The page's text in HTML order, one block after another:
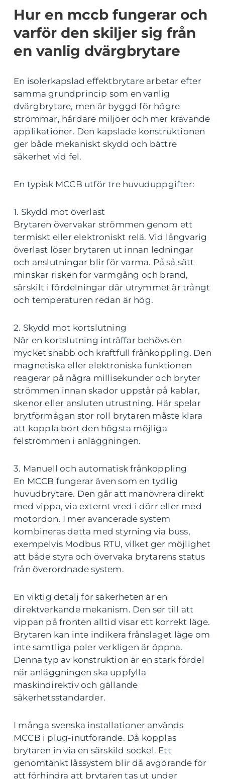
Hur en mccb fungerar och
varför den skiljer sig från
en vanlig dvärgbrytare
En isolerkapslad effektbrytare arbetar efter
samma grundprincip som en vanlig
dvärgbrytare, men är byggd för högre
strömmar, hårdare miljöer och mer krävande
applikationer. Den kapslade konstruktionen
ger både mekaniskt skydd och bättre
säkerhet vid fel.
En typisk MCCB utför tre huvuduppgifter:
1. Skydd mot överlast
Brytaren övervakar strömmen genom ett
termiskt eller elektroniskt relä. Vid långvarig
överlast löser brytaren ut innan ledningar
och anslutningar blir för varma. På så sätt
minskar risken för varmgång och brand,
särskilt i fördelningar där utrymmet är trångt
och temperaturen redan är hög.
2. Skydd mot kortslutning
När en kortslutning inträffar behövs en
mycket snabb och kraftfull frånkoppling. Den
magnetiska eller elektroniska funktionen
reagerar på några millisekunder och bryter
strömmen innan skador uppstår på kablar,
skenor eller ansluten utrustning. Här spelar
brytförmågan stor roll brytaren måste klara
att koppla bort den högsta möjliga
felströmmen i anläggningen.
3. Manuell och automatisk frånkoppling
En MCCB fungerar även som en tydlig
huvudbrytare. Den går att manövrera direkt
med vippa, via externt vred i dörr eller med
motordon. I mer avancerade system
kombineras detta med styrning via buss,
exempelvis Modbus RTU, vilket ger möjlighet
att både styra och övervaka brytarens status
från överordnade system.
En viktig detalj för säkerheten är en
direktverkande mekanism. Den ser till att
vippan på fronten alltid visar ett korrekt läge.
Brytaren kan inte indikera frånslaget läge om
inte samtliga poler verkligen är öppna.
Denna typ av konstruktion är en stark fördel
när anläggningen ska uppfylla
maskindirektiv och gällande
säkerhetsstandarder.
I många svenska installationer används
MCCB i plug-inutförande. Då kopplas
brytaren in via en särskild sockel. Ett
genomtänkt låssystem blir då avgörande för
att förhindra att brytaren tas ut under